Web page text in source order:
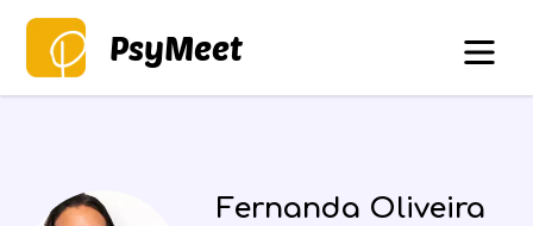
PsyMeet
Fernanda Oliveira